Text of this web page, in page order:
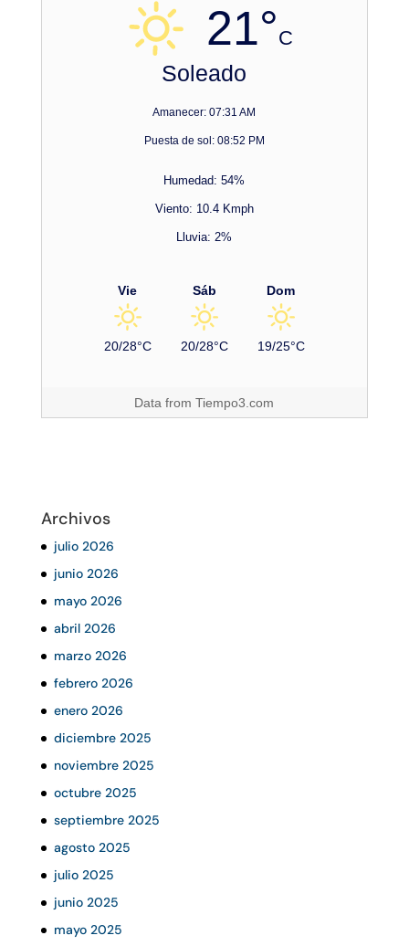
21°C
Soleado
Amanecer: 07:31 AM
Puesta de sol: 08:52 PM
Humedad: 54%
Viento: 10.4 Kmph
Lluvia: 2%
Vie
20/28°C
Sáb
20/28°C
Dom
19/25°C
Data fromTiempo3.com
Archivos
julio 2026
junio 2026
mayo 2026
abril 2026
marzo 2026
febrero 2026
enero 2026
diciembre 2025
noviembre 2025
octubre 2025
septiembre 2025
agosto 2025
julio 2025
junio 2025
mayo 2025